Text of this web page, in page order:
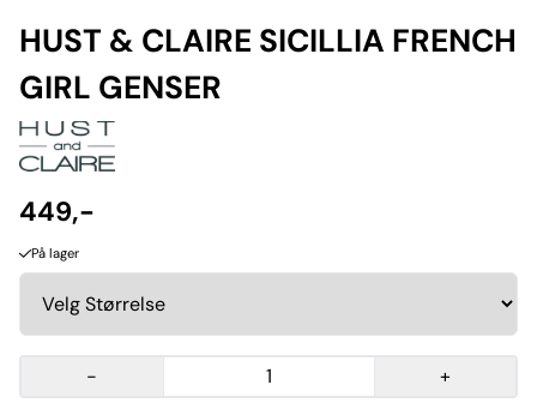
HUST & CLAIRE SICILLIA FRENCH
GIRL GENSER
449,-
På lager
- +